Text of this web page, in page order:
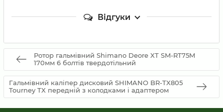
Відгуки
Ротор гальмівний Shimano Deore XT SM-RT75M
170мм 6 болтів твердотільний
Гальмівний каліпер дисковий SHIMANO BR-TX805
Tourney TX передній з колодками і адаптером